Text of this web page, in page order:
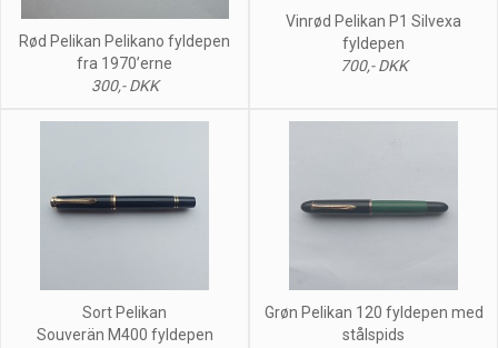
Rød Pelikan Pelikano fyldepen
fra 1970’erne
300,- DKK
Vinrød Pelikan P1 Silvexa
fyldepen
700,- DKK
Sort Pelikan
Souverän M400 fyldepen
Grøn Pelikan 120 fyldepen med
stålspids